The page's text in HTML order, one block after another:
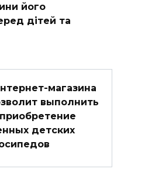
його
дітей та
магазина
выполнить
детских